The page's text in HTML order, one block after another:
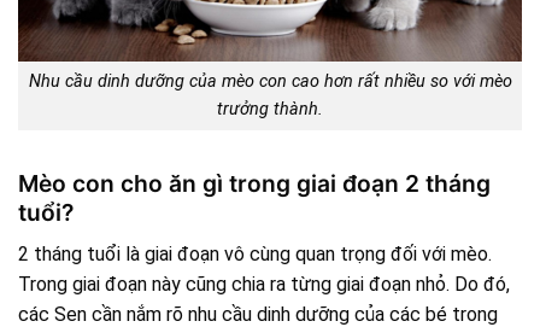
Nhu cầu dinh dưỡng của mèo con cao hơn rất nhiều so với mèo
trưởng thành.
Mèo con cho ăn gì trong giai đoạn 2 tháng
tuổi?
2 tháng tuổi là giai đoạn vô cùng quan trọng đối với mèo.
Trong giai đoạn này cũng chia ra từng giai đoạn nhỏ. Do đó,
các Sen cần nắm rõ nhu cầu dinh dưỡng của các bé trong